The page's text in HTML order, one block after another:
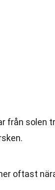
från solen
oftast